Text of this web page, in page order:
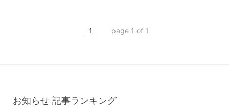
1
page 1 of 1
お知らせ 記事ランキング